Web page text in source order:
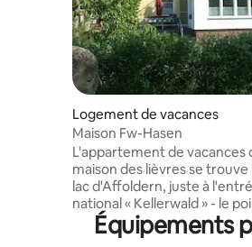
Logement de vacances
Maison Fw-Hasen
L'appartement de vacances
maison des lièvres se trouve
lac d'Affoldern, juste à
national « Kellerwald » - le
idéal pour de merveilleuses
Le lac Edersee est à environ
Équipements